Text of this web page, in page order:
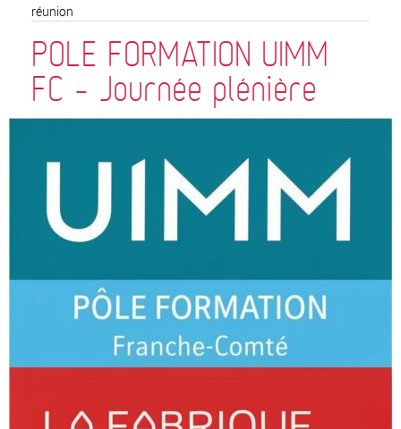
réunion
POLE FORMATION UIMM
FC - Journée plénière